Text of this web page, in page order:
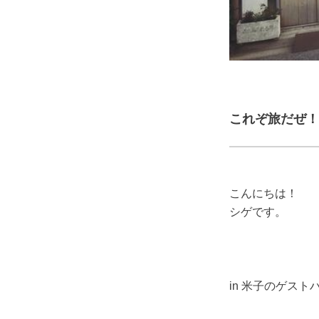
これぞ旅だぜ！
こんにちは！
シゲです。
in 米子のゲスト